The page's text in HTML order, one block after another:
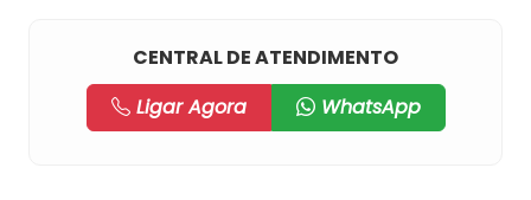
CENTRAL DE ATENDIMENTO
Ligar Agora
WhatsApp